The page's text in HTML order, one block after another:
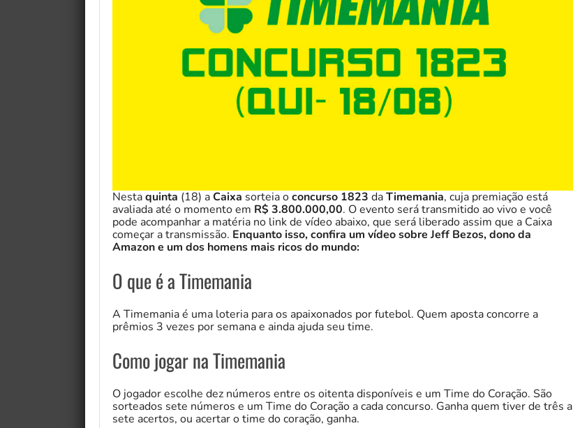
Nestaquinta (18) aCaixa sorteia oconcurso 1823 daTimemania, cuja premiação está
avaliada até o momento em R$ 3.800.000,00. O evento será transmitido ao vivo e você
pode acompanhar a matéria no link de vídeo abaixo, que será liberado assim que a Caixa
começar a transmissão. Enquanto isso, confira um vídeo sobre Jeff Bezos, dono da
Amazon e um dos homens mais ricos do mundo:
O que é a Timemania
A Timemania é uma loteria para os apaixonados por futebol. Quem aposta concorre a
prêmios 3 vezes por semana e ainda ajuda seu time.
Como jogar na Timemania
O jogador escolhe dez números entre os oitenta disponíveis e um Time do Coração. São
sorteados sete números e um Time do Coração a cada concurso. Ganha quem tiver de três a
sete acertos, ou acertar o time do coração, ganha.